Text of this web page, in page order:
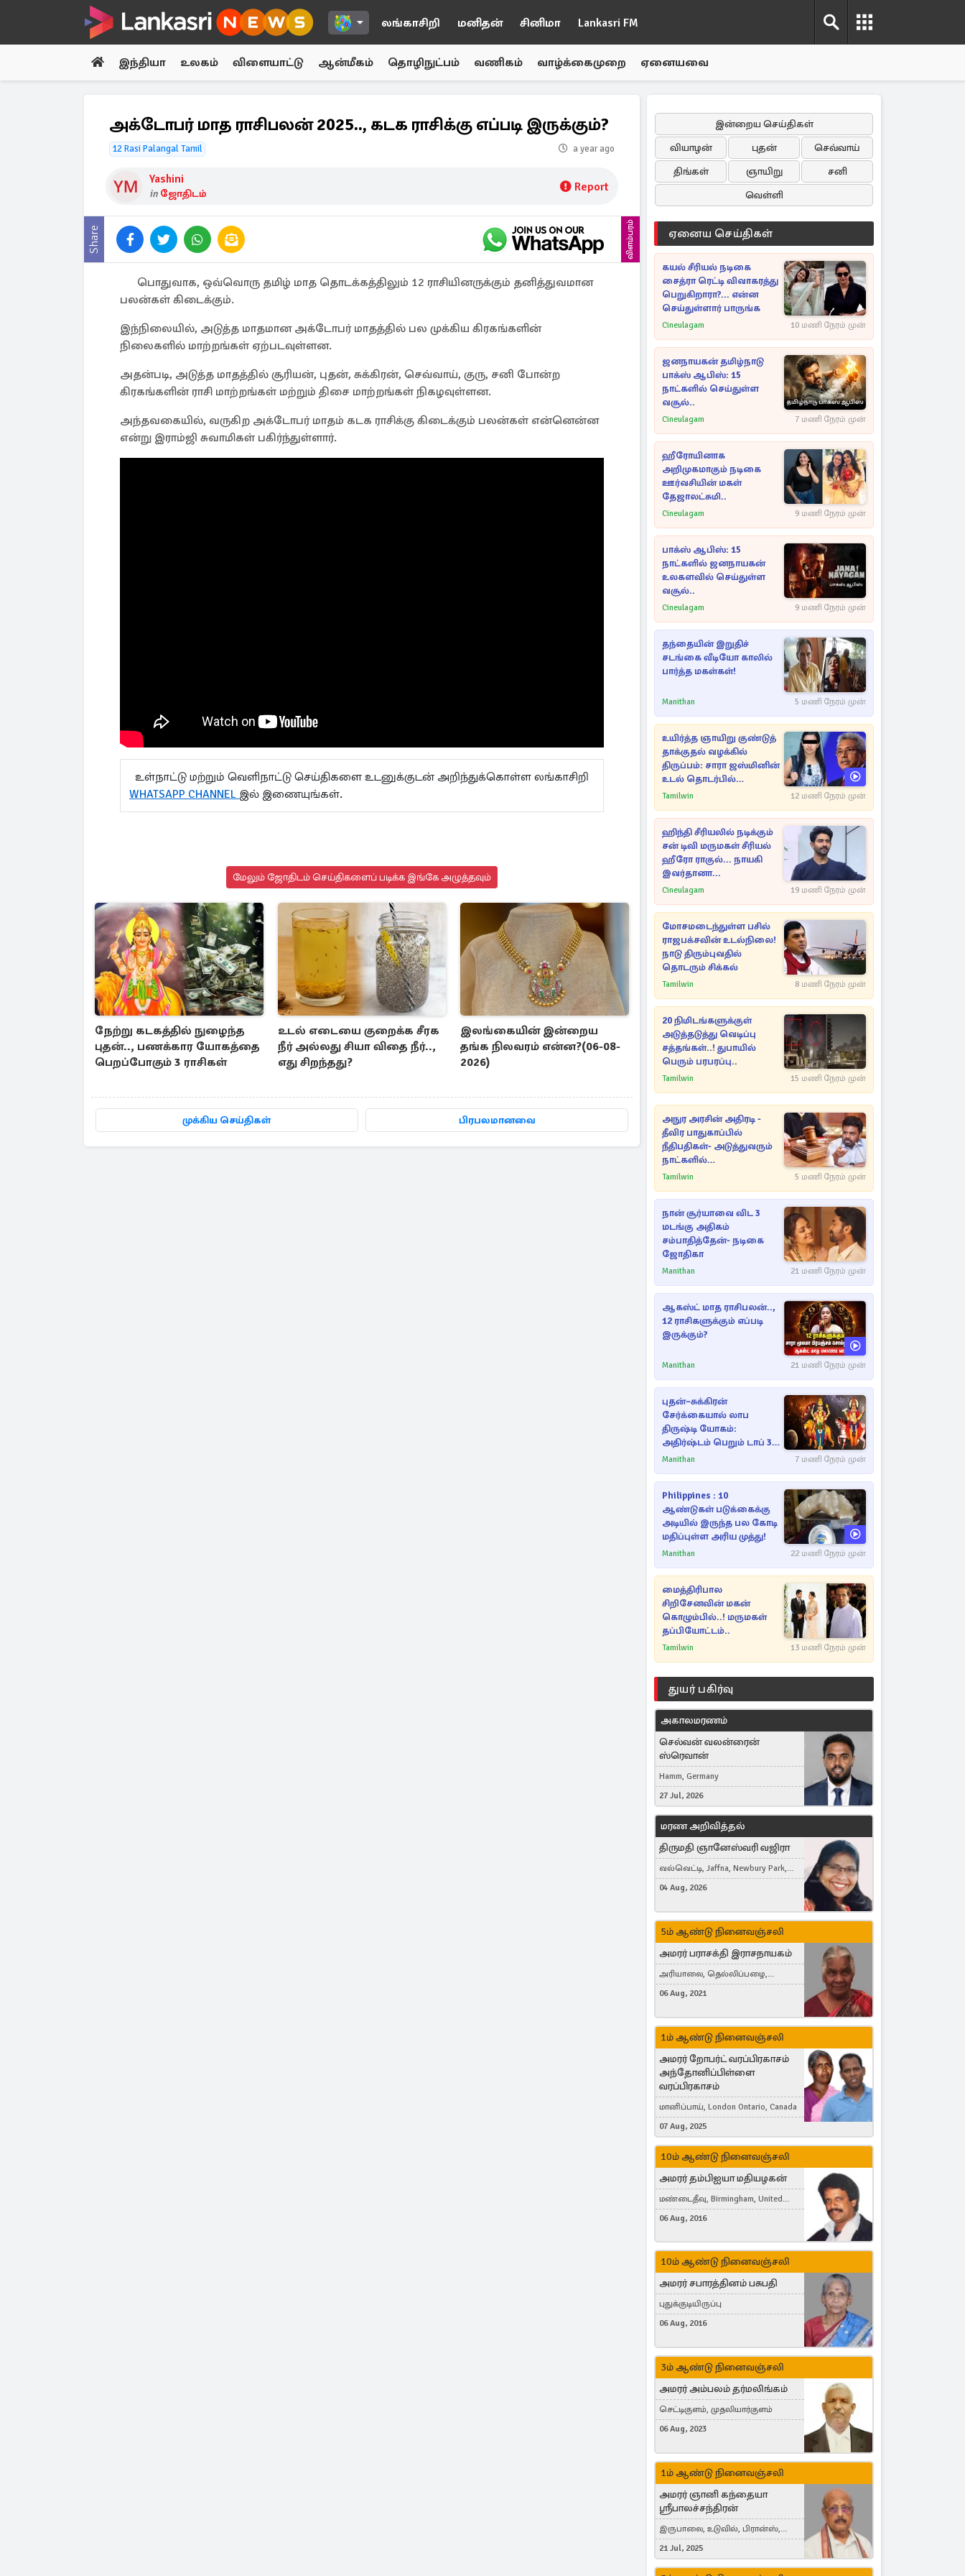
லங்காசிறி மனிதன் சினிமா Lankasri FM
இந்தியா உலகம் விளையாட்டு ஆன்மீகம் தொழிநுட்பம் வணிகம் வாழ்க்கைமுறை ஏனையவை
அக்டோபர் மாத ராசிபலன் 2025.., கடக ராசிக்கு எப்படி இருக்கும்?
12 Rasi Palangal Tamil a year ago
Yashini
in ஜோதிடம் Report
Share விளம்பரம்
பொதுவாக, ஒவ்வொரு தமிழ் மாத தொடக்கத்திலும் 12 ராசியினருக்கும் தனித்துவமான
பலன்கள் கிடைக்கும்.
இந்நிலையில், அடுத்த மாதமான அக்டோபர் மாதத்தில் பல முக்கிய கிரகங்களின்
நிலைகளில் மாற்றங்கள் ஏற்படவுள்ளன.
அதன்படி, அடுத்த மாதத்தில் சூரியன், புதன், சுக்கிரன், செவ்வாய், குரு, சனி போன்ற
கிரகங்களின் ராசி மாற்றங்கள் மற்றும் திசை மாற்றங்கள் நிகழவுள்ளன.
அந்தவகையில், வருகிற அக்டோபர் மாதம் கடக ராசிக்கு கிடைக்கும் பலன்கள் என்னென்ன
என்று இராம்ஜி சுவாமிகள் பகிர்ந்துள்ளார்.
உள்நாட்டு மற்றும் வெளிநாட்டு செய்திகளை உடனுக்குடன் அறிந்துக்கொள்ள லங்காசிறி
WHATSAPP CHANNEL இல் இணையுங்கள்.
மேலும் ஜோதிடம் செய்திகளைப் படிக்க இங்கே அழுத்தவும்
நேற்று கடகத்தில் நுழைந்த
புதன்.., பணக்கார யோகத்தை
பெறப்போகும் 3 ராசிகள்
உடல் எடையை குறைக்க சீரக
நீர் அல்லது சியா விதை நீர்..,
எது சிறந்தது?
இலங்கையின் இன்றைய
தங்க நிலவரம் என்ன?(06-08-
2026)
முக்கிய செய்திகள் பிரபலமானவை
இன்றைய செய்திகள்
வியாழன்
புதன்
செவ்வாய்
திங்கள்
ஞாயிறு
சனி
வெள்ளி
ஏனைய செய்திகள்
கயல் சீரியல் நடிகை
சைத்ரா ரெட்டி விவாகரத்து
பெறுகிறாரா?... என்ன
செய்துள்ளார் பாருங்க
Cineulagam 10 மணி நேரம் முன்
ஜனநாயகன் தமிழ்நாடு
பாக்ஸ் ஆபிஸ்: 15
நாட்களில் செய்துள்ள
வசூல்..
Cineulagam 7 மணி நேரம் முன்
ஹீரோயினாக
அறிமுகமாகும் நடிகை
ஊர்வசியின் மகள்
தேஜாலட்சுமி..
Cineulagam 9 மணி நேரம் முன்
பாக்ஸ் ஆபிஸ்: 15
நாட்களில் ஜனநாயகன்
உலகளவில் செய்துள்ள
வசூல்..
Cineulagam 9 மணி நேரம் முன்
தந்தையின் இறுதிச்
சடங்கை வீடியோ காலில்
பார்த்த மகள்கள்!
Manithan 5 மணி நேரம் முன்
உயிர்த்த ஞாயிறு குண்டுத்
தாக்குதல் வழக்கில்
திருப்பம்: சாரா ஜஸ்மினின்
உடல் தொடர்பில்
நீதிமன்றத்தில் வெளியான
Tamilwin 12 மணி நேரம் முன்
ஹிந்தி சீரியலில் நடிக்கும்
சன் டிவி மருமகள் சீரியல்
ஹீரோ ராகுல்... நாயகி
இவர்தானா...
Cineulagam 19 மணி நேரம் முன்
மோசமடைந்துள்ள பசில்
ராஜபக்சவின் உடல்நிலை!
நாடு திரும்புவதில்
தொடரும் சிக்கல்
Tamilwin 8 மணி நேரம் முன்
20 நிமிடங்களுக்குள்
அடுத்தடுத்து வெடிப்பு
சத்தங்கள்..! துபாயில்
பெரும் பரபரப்பு..
Tamilwin 15 மணி நேரம் முன்
அநுர அரசின் அதிரடி -
தீவிர பாதுகாப்பில்
நீதிபதிகள்- அடுத்துவரும்
நாட்களில்
அம்பலமாகவுள்ள ரகசியம்
Tamilwin 5 மணி நேரம் முன்
நான் சூர்யாவை விட 3
மடங்கு அதிகம்
சம்பாதித்தேன்- நடிகை
ஜோதிகா
Manithan 21 மணி நேரம் முன்
ஆகஸ்ட் மாத ராசிபலன்..,
12 ராசிகளுக்கும் எப்படி
இருக்கும்?
Manithan 21 மணி நேரம் முன்
புதன்–சுக்கிரன்
சேர்க்கையால் லாப
திருஷ்டி யோகம்:
அதிர்ஷ்டம் பெறும் டாப் 3
ராசிகள்!
Manithan 7 மணி நேரம் முன்
Philippines : 10
ஆண்டுகள் படுக்கைக்கு
அடியில் இருந்த பல கோடி
மதிப்புள்ள அரிய முத்து!
Manithan 22 மணி நேரம் முன்
மைத்திரிபால
சிறிசேனவின் மகன்
கொழும்பில்..! மருமகள்
தப்பியோட்டம்..
Tamilwin 13 மணி நேரம் முன்
துயர் பகிர்வு
அகாலமரணம்
செல்வன் வலன்ரைன்
ஸ்ரெவான்
Hamm, Germany
27 Jul, 2026
மரண அறிவித்தல்
திருமதி ஞானேஸ்வரி வஜிரா
வல்வெட்டி, Jaffna, Newbury Park,
United Kingdom
04 Aug, 2026
5ம் ஆண்டு நினைவஞ்சலி
அமரர் பராசக்தி இராசநாயகம்
அரியாலை, தெல்லிப்பழை,
Montreal, Canada
06 Aug, 2021
1ம் ஆண்டு நினைவஞ்சலி
அமரர் றோபர்ட் வரப்பிரகாசம்
அந்தோனிப்பிள்ளை
வரப்பிரகாசம்
மானிப்பாய், London Ontario, Canada
07 Aug, 2025
10ம் ஆண்டு நினைவஞ்சலி
அமரர் தம்பிஐயா மதியழகன்
மண்டைதீவு, Birmingham, United
Kingdom
06 Aug, 2016
10ம் ஆண்டு நினைவஞ்சலி
அமரர் சபாரத்தினம் பசுபதி
புதுக்குடியிருப்பு
06 Aug, 2016
3ம் ஆண்டு நினைவஞ்சலி
அமரர் அம்பலம் தர்மலிங்கம்
செட்டிகுளம், முதலியார்குளம்
06 Aug, 2023
1ம் ஆண்டு நினைவஞ்சலி
அமரர் ஞானி கந்தையா
ஸ்ரீபாலச்சந்திரன்
இருபாலை, உடுவில், பிரான்ஸ்,
France
21 Jul, 2025